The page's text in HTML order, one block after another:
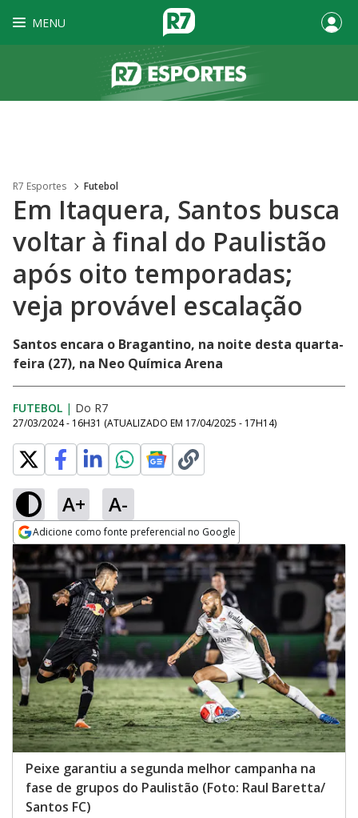
MENU
R7 Esportes Futebol
Em Itaquera, Santos busca
voltar à final do Paulistão
após oito temporadas;
veja provável escalação
Santos encara o Bragantino, na noite desta quarta-
feira (27), na Neo Química Arena
FUTEBOL | Do R7
27/03/2024 - 16H31 (ATUALIZADO EM 17/04/2025 - 17H14)
A+ A-
Adicione como fonte preferencial no Google
Opens in new window
Peixe garantiu a segunda melhor campanha na
fase de grupos do Paulistão (Foto: Raul Baretta/
Santos FC)